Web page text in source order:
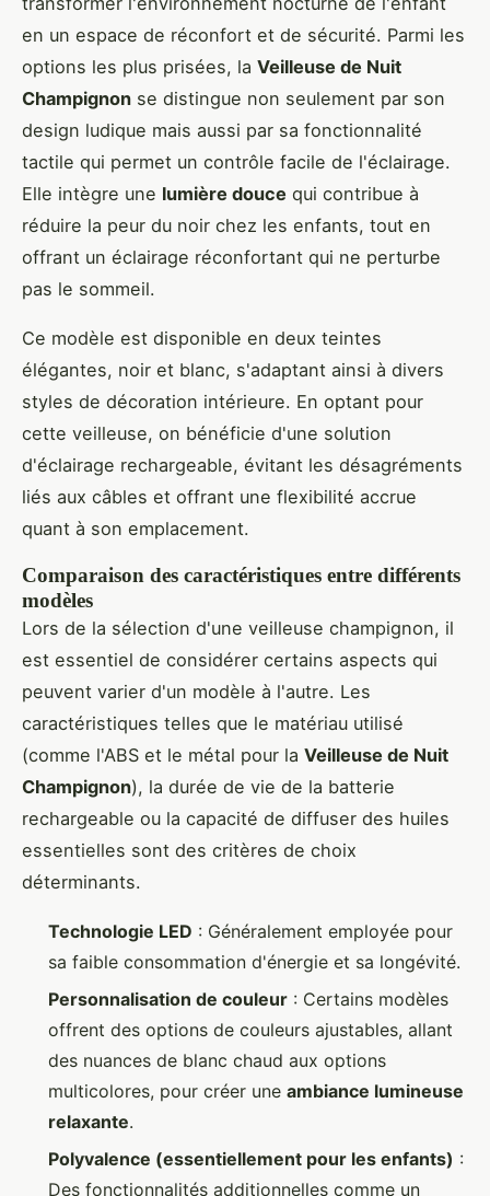
en un espace de réconfort et de sécurité. Parmi les
options les plus prisées, la Veilleuse de Nuit
Champignon se distingue non seulement par son
design ludique mais aussi par sa fonctionnalité
tactile qui permet un contrôle facile de l'éclairage.
Elle intègre une lumière douce qui contribue à
réduire la peur du noir chez les enfants, tout en
offrant un éclairage réconfortant qui ne perturbe
pas le sommeil.
Ce modèle est disponible en deux teintes
élégantes, noir et blanc, s'adaptant ainsi à divers
styles de décoration intérieure. En optant pour
cette veilleuse, on bénéficie d'une solution
d'éclairage rechargeable, évitant les désagréments
liés aux câbles et offrant une flexibilité accrue
quant à son emplacement.
Comparaison des caractéristiques entre différents
modèles
Lors de la sélection d'une veilleuse champignon, il
est essentiel de considérer certains aspects qui
peuvent varier d'un modèle à l'autre. Les
caractéristiques telles que le matériau utilisé
(comme l'ABS et le métal pour la Veilleuse de Nuit
Champignon), la durée de vie de la batterie
rechargeable ou la capacité de diffuser des huiles
essentielles sont des critères de choix
déterminants.
Technologie LED : Généralement employée pour
sa faible consommation d'énergie et sa longévité.
Personnalisation de couleur : Certains modèles
offrent des options de couleurs ajustables, allant
des nuances de blanc chaud aux options
multicolores, pour créer une ambiance lumineuse
relaxante.
Polyvalence (essentiellement pour les enfants) :
Des fonctionnalités additionnelles comme un